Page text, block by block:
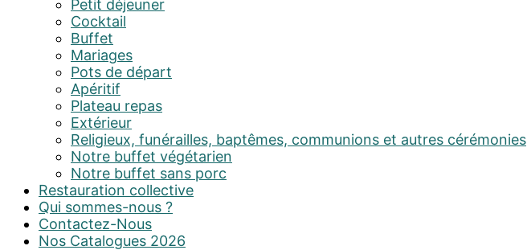
Petit déjeuner
Cocktail
Buffet
Mariages
Pots de départ
Apéritif
Plateau repas
Extérieur
Religieux, funérailles, baptêmes, communions et autres cérémonies
Notre buffet végétarien
Notre buffet sans porc
Restauration collective
Qui sommes-nous ?
Contactez-Nous
Nos Catalogues 2026